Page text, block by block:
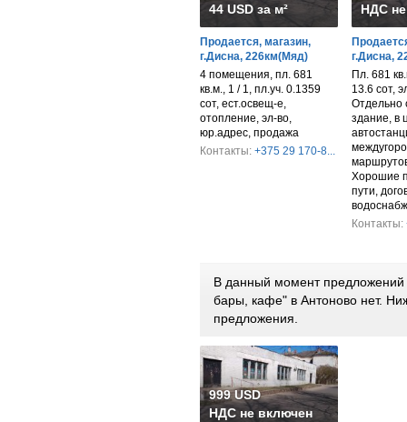
44 USD за м²
Продается, магазин,
г.Дисна, 226км(Мяд)
4 помещения, пл. 681
кв.м., 1 / 1, пл.уч. 0.1359
сот, ест.освещ-е,
отопление, эл-во,
юр.адрес, продажа
Контакты: +375 29 170-8...
НДС
г.Дисна,
Пл. 681
13.6 сот,
Отдельно
здание, в
Хорошие
пути,
Контакты:
В данный момент
бары, кафе" в Антоново нет.
предложения.
999 USD
НДС не включен